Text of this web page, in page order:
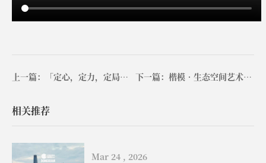
上一篇：「定心，定力，定局」 在快时代，慢下来； 在向外求的浪潮里，向内求，这是楷模给出的答案 下一篇：楷模•生态空间艺术家居展
相关推荐
Mar 24 , 2026